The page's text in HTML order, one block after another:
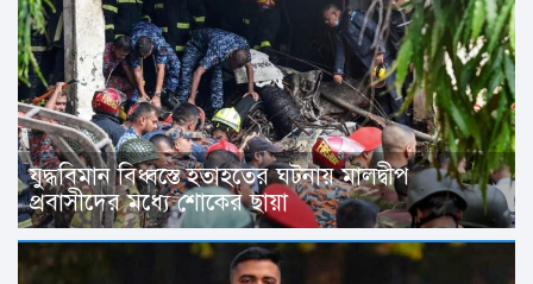
যুদ্ধবিমান বিধ্বস্তে হতাহতের ঘটনায় মালদ্বীপ
প্রবাসীদের মধ্যে শোকের ছায়া